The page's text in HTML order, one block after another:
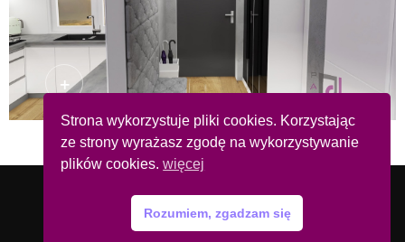
+
Drabek
Strona wykonana przezMachIT z Zabrza
Strona wykorzystuje pliki cookies. Korzystając
ze strony wyrażasz zgodę na wykorzystywanie
plików cookies.więcej
Rozumiem, zgadzam się